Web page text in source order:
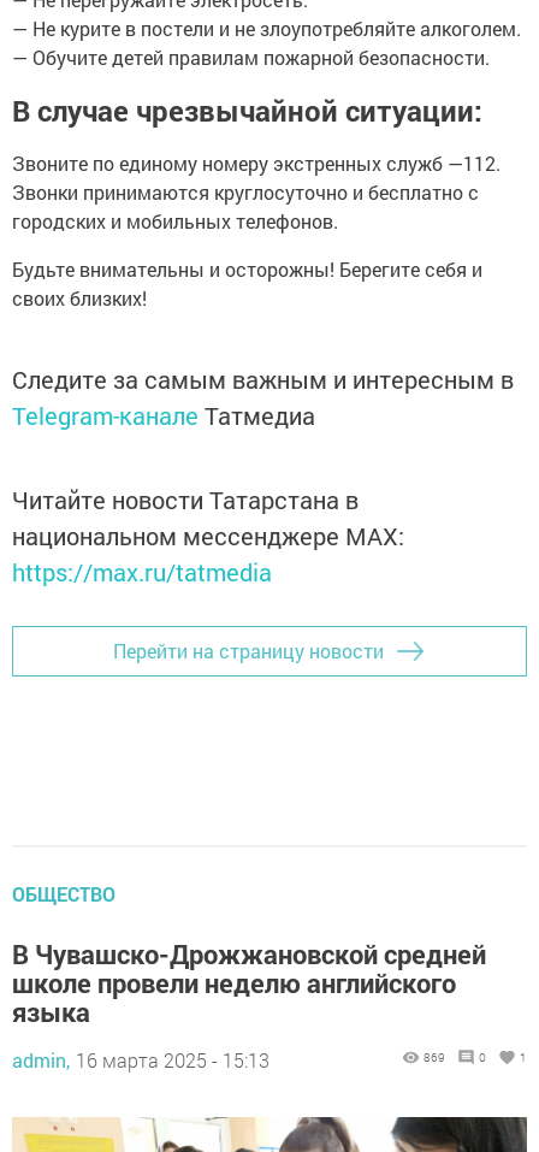
— Не курите в постели и не злоупотребляйте алкоголем.
— Обучите детей правилам пожарной безопасности.
В случае чрезвычайной ситуации:
Звоните по единому номеру экстренных служб —112.
Звонки принимаются круглосуточно и бесплатно с
городских и мобильных телефонов.
Будьте внимательны и осторожны! Берегите себя и
своих близких!
Следите за самым важным и интересным в
Telegram-канале Татмедиа
Читайте новости Татарстана в
национальном мессенджере MАХ:
https://max.ru/tatmedia
Перейти на страницу новости
ОБЩЕСТВО
В Чувашско-Дрожжановской средней
школе провели неделю английского
языка
admin, 16 марта 2025 - 15:13 869 0 1